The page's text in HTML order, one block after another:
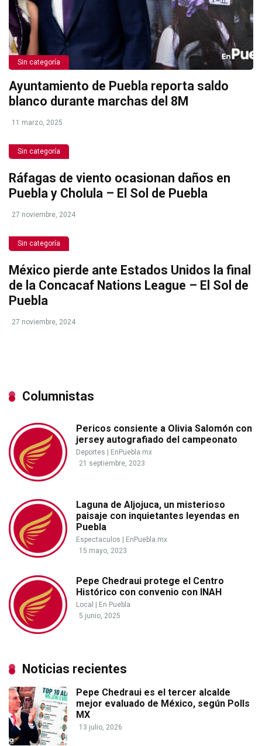
Sin categoría
Ayuntamiento de Puebla reporta saldo
blanco durante marchas del 8M
11 marzo, 2025
Sin categoría
Ráfagas de viento ocasionan daños en
Puebla y Cholula – El Sol de Puebla
27 noviembre, 2024
Sin categoría
México pierde ante Estados Unidos la final
de la Concacaf Nations League – El Sol de
Puebla
27 noviembre, 2024
Columnistas
Pericos consiente a Olivia Salomón con
jersey autografiado del campeonato
Deportes | EnPuebla.mx
21 septiembre, 2023
Laguna de Aljojuca, un misterioso
paisaje con inquietantes leyendas en
Puebla
Espectaculos | EnPuebla.mx
15 mayo, 2023
Pepe Chedraui protege el Centro
Histórico con convenio con INAH
Local | En Puebla
5 junio, 2025
Noticias recientes
Pepe Chedraui es el tercer alcalde
mejor evaluado de México, según Polls
MX
13 julio, 2026